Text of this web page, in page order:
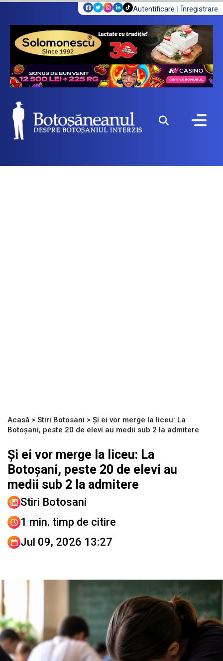
Autentificare | Înregistrare
Acasă > Stiri Botosani > Și ei vor merge la liceu: La
Botoșani, peste 20 de elevi au medii sub 2 la admitere
Și ei vor merge la liceu: La
Botoșani, peste 20 de elevi au
medii sub 2 la admitere
Stiri Botosani
1 min. timp de citire
Jul 09, 2026 13:27